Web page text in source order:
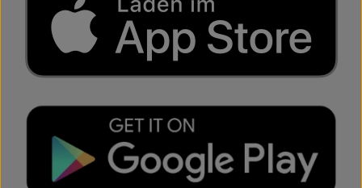
Mehr erfahren